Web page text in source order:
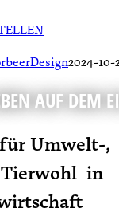
2024-10-
AUF DEM
Umwelt-,
in